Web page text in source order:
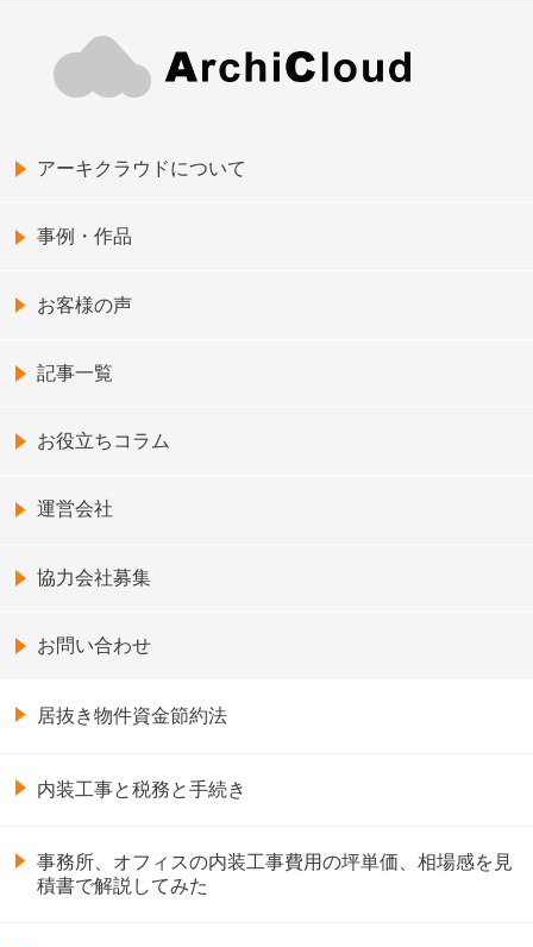
アーキクラウドについて
事例・作品
お客様の声
記事一覧
お役立ちコラム
運営会社
協力会社募集
お問い合わせ
居抜き物件資金節約法
内装工事と税務と手続き
事務所、オフィスの内装工事費用の坪単価、相場感を見
積書で解説してみた